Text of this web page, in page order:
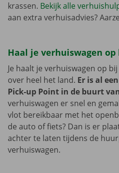
krassen. Bekijk alle
aan extra verhuisadvies?
Haal je verhuiswagen
Je haalt je verhuiswagen op
over heel het land. Er is al
Pick-up Point in de buurt
verhuiswagen er snel en
vlot bereikbaar met het
de auto of fiets? Dan is er
achter te laten tijdens de
verhuiswagen.